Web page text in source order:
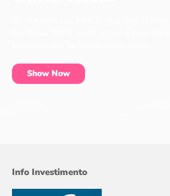
Show Now
Info Investimento